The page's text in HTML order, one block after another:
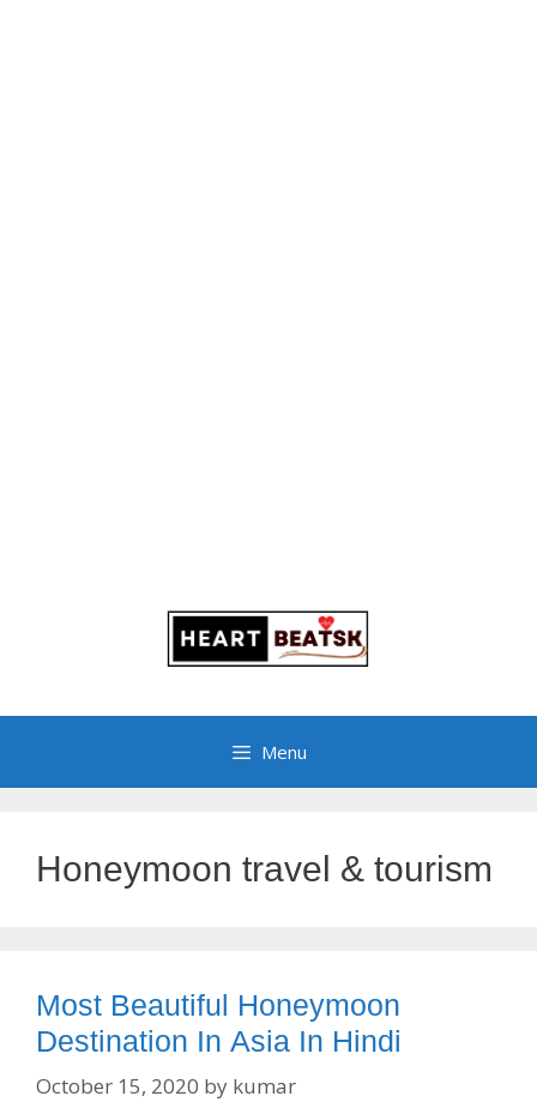
Menu
Honeymoon travel & tourism
Most Beautiful Honeymoon
Destination In Asia In Hindi
October 15, 2020 by kumar